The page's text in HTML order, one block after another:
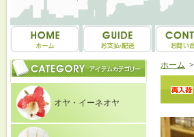
オヤ・イーネオヤ
ホーム >